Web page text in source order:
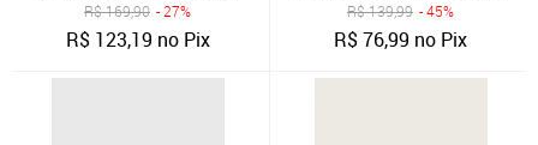
R$169,90 - 27%
R$ 123,19 no Pix
R$139,99 - 45%
R$76,99 no Pix